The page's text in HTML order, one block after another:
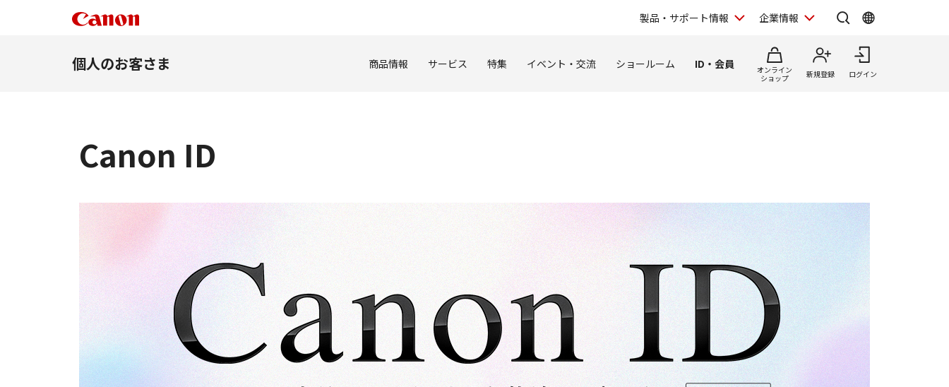
製品・サポート情報 企業情報
個人のお客さま 商品情報 サービス 特集 イベント・交流 ショールーム ID・会員
オンライン
ショップ
新規登録 ログイン
Canon ID